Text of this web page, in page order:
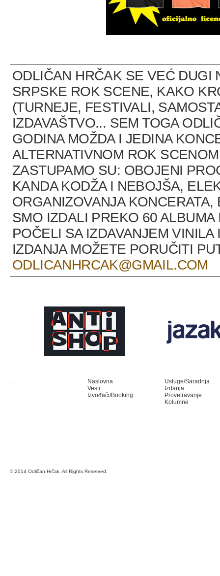
ODLIČAN HRČAK SE VEĆ DUGI
SRPSKE ROK SCENE, KAKO
(TURNEJE, FESTIVALI,
IZDAVAŠTVO... SEM TOGA
GODINA MOŽDA I JEDINA
ALTERNATIVNOM ROK
ZASTUPAMO SU: OBOJENI
KANDA KODŽA I NEBOJŠA,
ORGANIZOVANJA
SMO IZDALI PREKO 60
POČELI SA IZDAVANJEM
IZDANJA MOŽETE PORUČITI
ODLICANHRCAK@GMAIL.COM
Naslovna
Vesti
Izvođači/Booking
Usluge/Saradnja
Izdanja
Provetravanje
Kolumne
© 2014 Odličan Hrčak. All Rights Reserved.